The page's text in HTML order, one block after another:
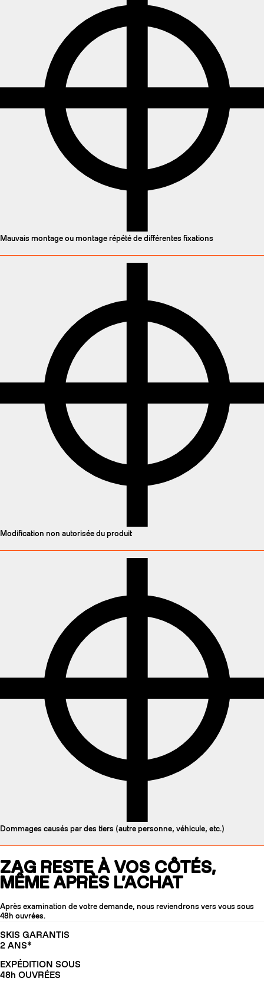
Mauvais montage ou montage répété de différentes fixations
Modification non autorisée du produit
Dommages causés par des tiers (autre personne, véhicule, etc.)
ZAG RESTE À VOS CÔTÉS,
MÊME APRÈS L’ACHAT
Après examination de votre demande, nous reviendrons vers vous sous
48h ouvrées.
SKIS GARANTIS
2 ANS*
EXPÉDITION SOUS
48h OUVRÉES